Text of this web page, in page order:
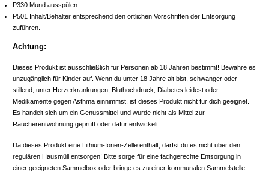
P330 Mund ausspülen.
P501 Inhalt/Behälter entsprechend den örtlichen Vorschriften der Entsorgung
zuführen.
Achtung:
Dieses Produkt ist ausschließlich für Personen ab 18 Jahren bestimmt! Bewahre es
unzugänglich für Kinder auf. Wenn du unter 18 Jahre alt bist, schwanger oder
stillend, unter Herzerkrankungen, Bluthochdruck, Diabetes leidest oder
Medikamente gegen Asthma einnimmst, ist dieses Produkt nicht für dich geeignet.
Es handelt sich um ein Genussmittel und wurde nicht als Mittel zur
Raucherentwöhnung geprüft oder dafür entwickelt.
Da dieses Produkt eine Lithium-Ionen-Zelle enthält, darfst du es nicht über den
regulären Hausmüll entsorgen! Bitte sorge für eine fachgerechte Entsorgung in
einer geeigneten Sammelbox oder bringe es zu einer kommunalen Sammelstelle.